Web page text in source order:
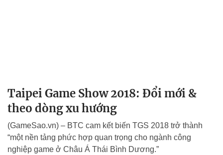
Taipei Game Show 2018: Đổi mới &
theo dòng xu hướng
(GameSao.vn) – BTC cam kết biến TGS 2018 trở thành
“một nền tảng phức hợp quan trọng cho ngành công
nghiệp game ở Châu Á Thái Bình Dương.”